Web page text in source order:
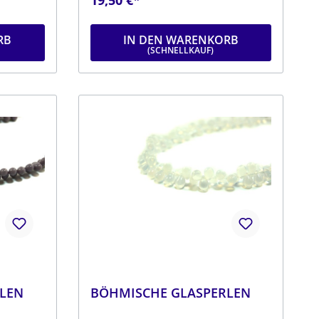
IN DEN WARENKORB
BÖHMISCHE GLASPERLEN